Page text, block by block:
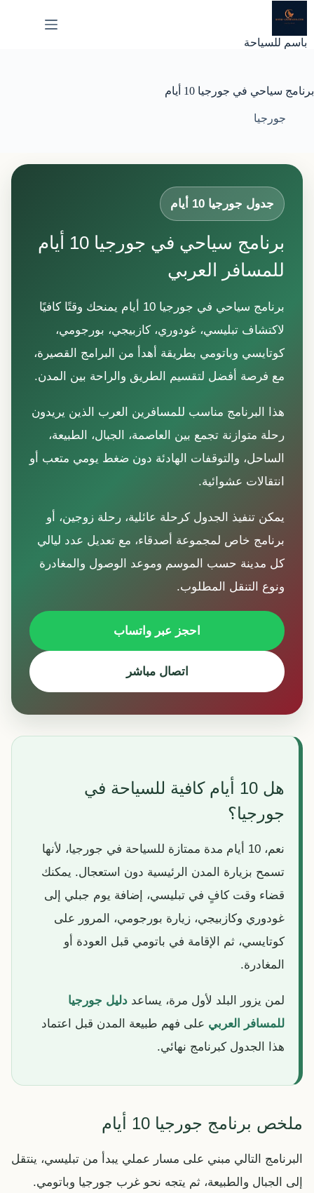
إلى
باسم للسياحة
برنامج سياحي في جورجيا 10 أيام
جورجيا
جدول جورجيا 10 أيام
برنامج سياحي في جورجيا 10 أيام
للمسافر العربي
برنامج سياحي في جورجيا 10 أيام يمنحك وقتًا كافيًا
لاكتشاف تبليسي، غودوري، كازبيجي، بورجومي،
كوتايسي وباتومي بطريقة أهدأ من البرامج القصيرة،
مع فرصة أفضل لتقسيم الطريق والراحة بين المدن.
هذا البرنامج مناسب للمسافرين العرب الذين يريدون
رحلة متوازنة تجمع بين العاصمة، الجبال، الطبيعة،
الساحل، والتوقفات الهادئة دون ضغط يومي متعب أو
انتقالات عشوائية.
يمكن تنفيذ الجدول كرحلة عائلية، رحلة زوجين، أو
برنامج خاص لمجموعة أصدقاء، مع تعديل عدد ليالي
كل مدينة حسب الموسم وموعد الوصول والمغادرة
ونوع التنقل المطلوب.
احجز عبر واتساب
اتصال مباشر
هل 10 أيام كافية للسياحة في
جورجيا؟
نعم، 10 أيام مدة ممتازة للسياحة في جورجيا، لأنها
تسمح بزيارة المدن الرئيسية دون استعجال. يمكنك
قضاء وقت كافٍ في تبليسي، إضافة يوم جبلي إلى
غودوري وكازبيجي، زيارة بورجومي، المرور على
كوتايسي، ثم الإقامة في باتومي قبل العودة أو
المغادرة.
لمن يزور البلد لأول مرة، يساعد دليل جورجيا
للمسافر العربي على فهم طبيعة المدن قبل اعتماد
هذا الجدول كبرنامج نهائي.
ملخص برنامج جورجيا 10 أيام
البرنامج التالي مبني على مسار عملي يبدأ من تبليسي، ينتقل
إلى الجبال والطبيعة، ثم يتجه نحو غرب جورجيا وباتومي.